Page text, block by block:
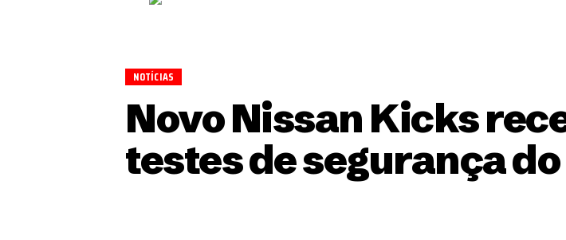
NOTÍCIAS
Novo Nissan Kicks
testes de segurança